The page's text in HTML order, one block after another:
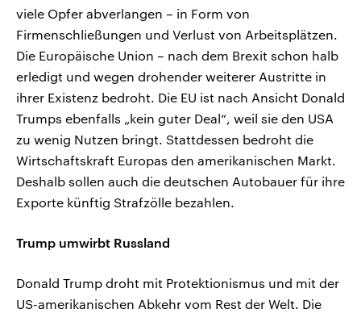
viele Opfer abverlangen – in Form von
Firmenschließungen und Verlust von Arbeitsplätzen.
Die Europäische Union – nach dem Brexit schon halb
erledigt und wegen drohender weiterer Austritte in
ihrer Existenz bedroht. Die EU ist nach Ansicht Donald
Trumps ebenfalls „kein guter Deal“, weil sie den USA
zu wenig Nutzen bringt. Stattdessen bedroht die
Wirtschaftskraft Europas den amerikanischen Markt.
Deshalb sollen auch die deutschen Autobauer für ihre
Exporte künftig Strafzölle bezahlen.
Trump umwirbt Russland
Donald Trump droht mit Protektionismus und mit der
US-amerikanischen Abkehr vom Rest der Welt. Die